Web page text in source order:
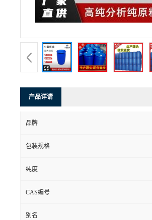
产品详请
品牌
包装规格
纯度
CAS编号
别名